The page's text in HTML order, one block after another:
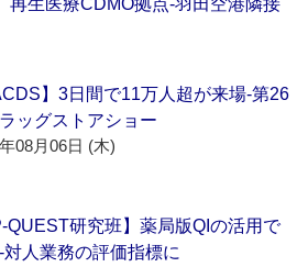
再生医療CDMO拠点‐羽田空港隣接
】3日間で11万人超が来場‐第26
ッグストアショー
08月06日 (木)
QUEST研究班】薬局版QIの活用で
対人業務の評価指標に